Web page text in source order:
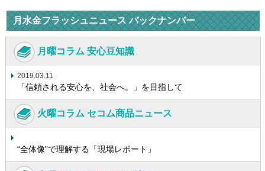
月水金フラッシュニュース バックナンバー
月曜コラム 安心豆知識
2019.03.11
「信頼される安心を、社会へ。」を目指して
火曜コラム セコム商品ニュース
“全体像”で理解する「現場レポート」